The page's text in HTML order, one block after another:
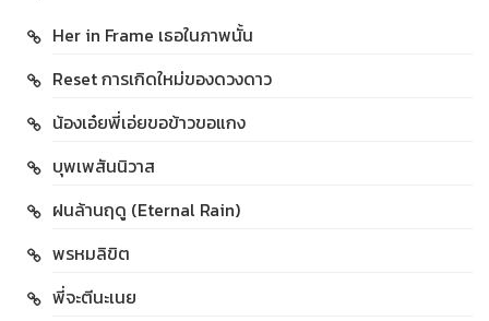
Her in Frame เธอในภาพนั้น
Reset การเกิดใหม่ของดวงดาว
น้องเอ๋ยพี่เอ่ยขอข้าวขอแกง
บุพเพสันนิวาส
ฝนล้านฤดู (Eternal Rain)
พรหมลิขิต
พี่จะตีนะเนย